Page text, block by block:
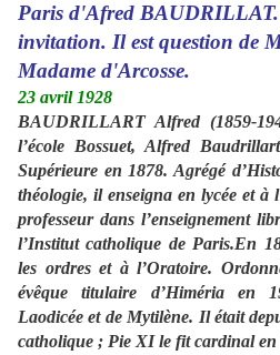
Paris d'Afred
invitation. Il est question de
Madame d'Arcosse.
23 avril 1928
BAUDRILLART Alfred (1859-
l’école Bossuet, Alfred
Supérieure en 1878. Agrégé
théologie, il enseigna en lycée et à
professeur dans l’enseignement
l’Institut catholique de Paris.En
les ordres et à l’Oratoire.
évêque titulaire d’Himéria en
Laodicée et de Mytilène. Il était
catholique ; Pie XI le fit cardinal en